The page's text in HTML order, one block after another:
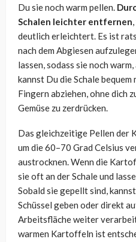
Du sie noch warm pellen.
Schalen leichter entfernen
deutlich erleichtert. Es ist
nach dem Abgiesen
lassen, sodass sie noch
kannst Du die Schale
Fingern abziehen, ohne dich
Gemüse zu zerdrücken.
Das gleichzeitige Pellen der
um die 60–70 Grad Celsius
austrocknen. Wenn die
sie oft an der Schale und
Sobald sie gepellt sind,
Schüssel geben oder direkt
Arbeitsfläche weiter
warmen Kartoffeln ist